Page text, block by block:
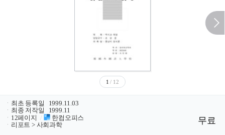
1 / 12
ㆍ 최초 등록일
1999.11.03
ㆍ 최종 저작일
1999.11
ㆍ 12페이지 /
한컴오피스
ㆍ 리포트 > 사회과학 무료